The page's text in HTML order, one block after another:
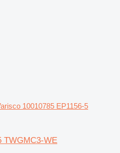
10010785 EP1156-5
TWGMC3-WE